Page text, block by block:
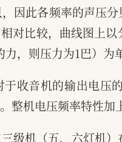
因此各频率的声压
对比较，曲线图上
，则压力为1巴）为
收音机的输出电压
机电压频率特性加
级机（五、六灯机